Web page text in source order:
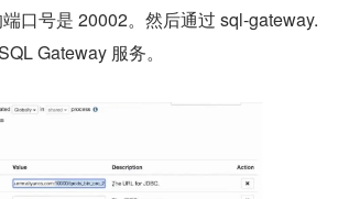
口号是 20002。然后通过 sql-gateway.
Gateway 服务。